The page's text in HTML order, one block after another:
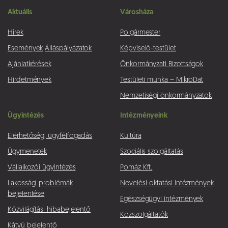
Aktuális
Hírek
Események Álláspályázatok
Ajánlatkérések
Hirdetmények
Városháza
Polgármester
Képviselő-testület
Önkormányzati Bizottságok
Testületi munka – MikroDat
Nemzetiségi önkormányzatok
Ügyintézés
Elérhetőség, ügyfélfogadás
Ügymenetek
Vállalkozói ügyintézés
Lakossági problémák
bejelentése
Közvilágítási hibabejelentő
Kátyú bejelentő
Intézményeink
Kultúra
Szociális szolgáltatás
Pomáz Kft.
Nevelési-oktatási intézmények
Egészségügyi intézmények
Közszolgáltatók